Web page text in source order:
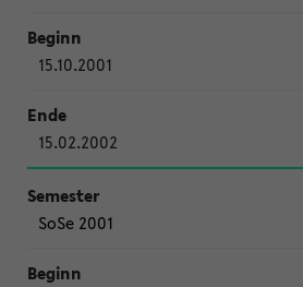
15.10.2001
15.02.2002
SoSe 2001